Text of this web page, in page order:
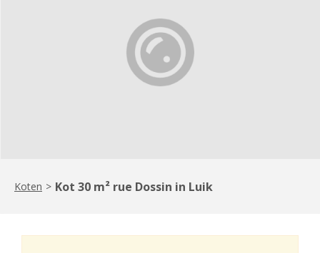
Koten > Kot 30 m² rue Dossin in Luik